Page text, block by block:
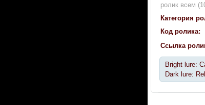
ролик всем
Категория
Код ролика:
Ссылка
Bright lure:
Dark lure: